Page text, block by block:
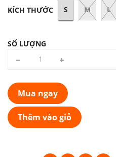
KÍCH THƯỚC S M L
SỐ LƯỢNG
Mua ngay
Thêm vào giỏ